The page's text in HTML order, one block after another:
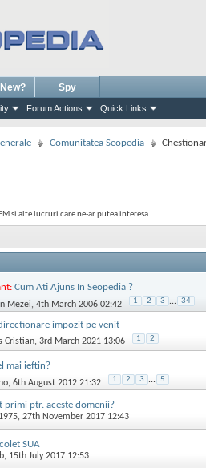
Forum Actions Quick Links
Spy
Comunitatea Seopedia
si alte lucruri care ne-ar putea interesa.
Cum Ati Ajuns In Seopedia ?
Mezei, 4th March 2006 02:42 1 2 3 ... 34
impozit pe venit
Cristian, 3rd March 2021 13:06 1 2
mai ieftin?
, 6th August 2012 21:32 1 2 3 ... 5
primi ptr. aceste domenii?
, 27th November 2017 12:43
SUA
, 15th July 2017 12:53